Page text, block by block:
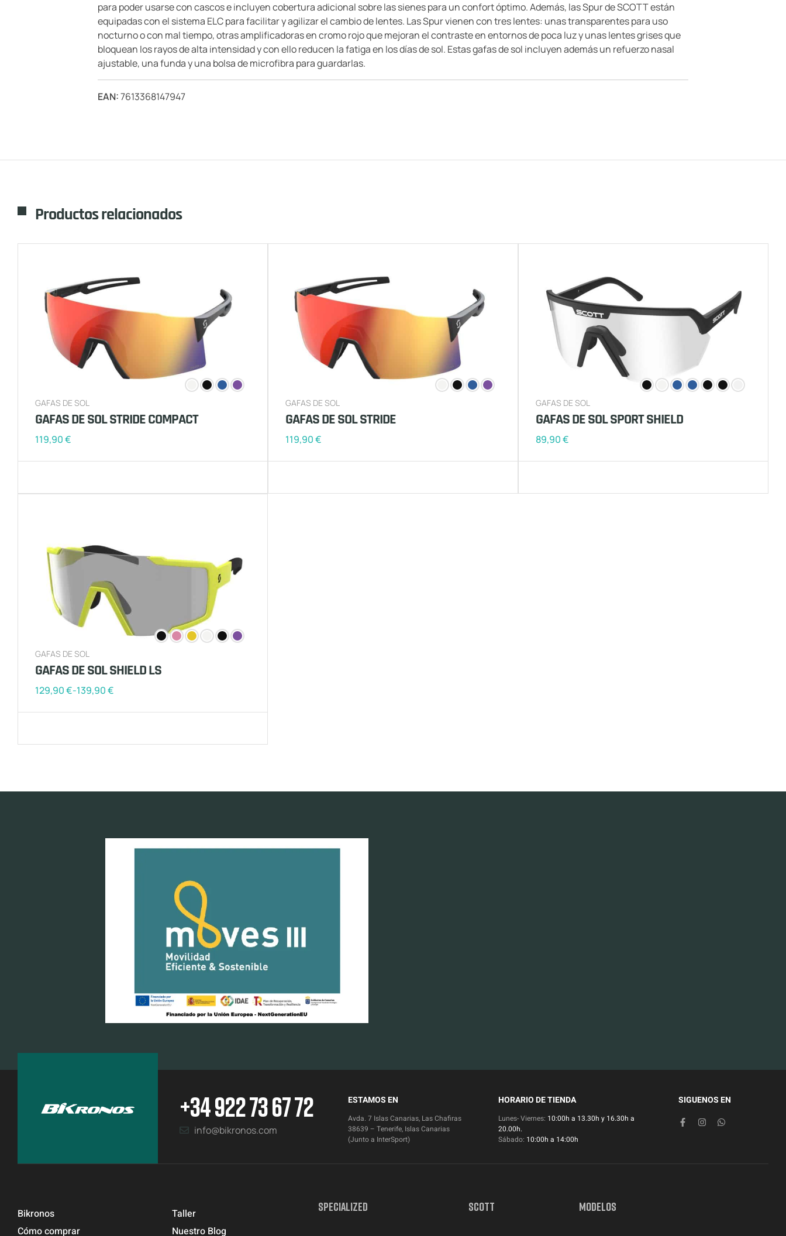
para poder usarse con cascos e incluyen cobertura adicional sobre las sienes para un confort óptimo. Además, las Spur de SCOTT están
equipadas con el sistema ELC para facilitar y agilizar el cambio de lentes. Las Spur vienen con tres lentes: unas transparentes para uso
nocturno o con mal tiempo, otras amplificadoras en cromo rojo que mejoran el contraste en entornos de poca luz y unas lentes grises que
bloquean los rayos de alta intensidad y con ello reducen la fatiga en los días de sol. Estas gafas de sol incluyen además un refuerzo nasal
ajustable, una funda y una bolsa de microfibra para guardarlas.
EAN:7613368147947
Productos relacionados
GAFAS DE SOL
GAFAS DE SOL STRIDE COMPACT
119,90€
GAFAS DE SOL
GAFAS DE SOL STRIDE
119,90€
GAFAS DE SOL
GAFAS DE SOL SPORT SHIELD
89,90€
GAFAS DE SOL
GAFAS DE SOL SHIELD LS
129,90€-139,90€
+34 922 73 67 72
info@bikronos.com
ESTAMOS EN
Avda. 7 Islas Canarias, Las Chafiras
38639 – Tenerife, Islas Canarias
(Junto a InterSport)
HORARIO DE TIENDA
Lunes- Viernes: 10:00h a 13.30h y 16.30h a
20.00h.
Sábado: 10:00h a 14:00h
SIGUENOS EN
Bikronos
Cómo comprar
Taller
Nuestro Blog
SPECIALIZED SCOTT MODELOS